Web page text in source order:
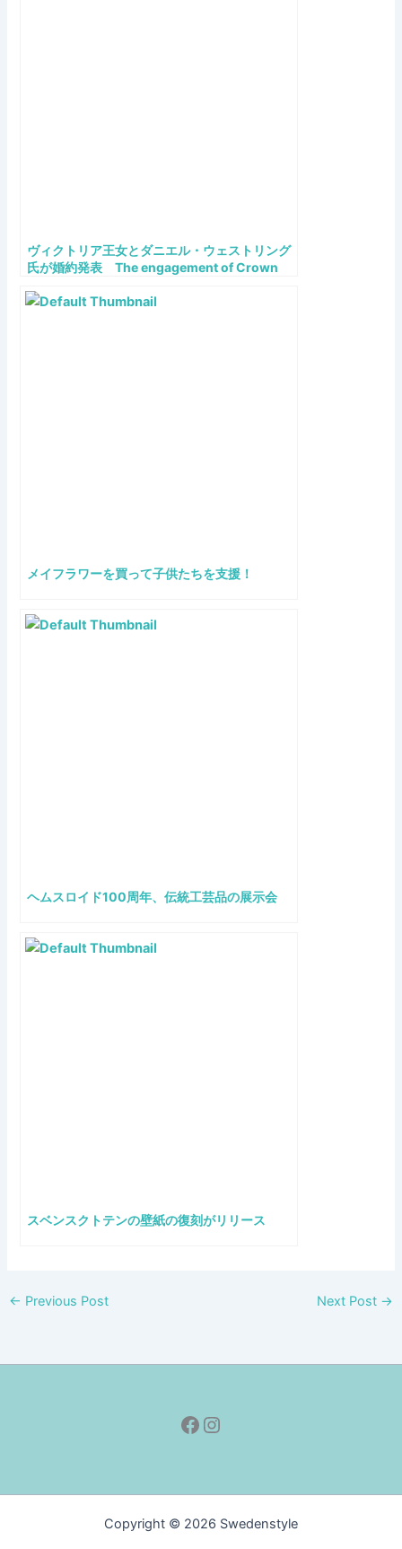
ヴィクトリア王女とダニエル・ウェストリング
氏が婚約発表 The engagement of Crown
announced!
メイフラワーを買って子供たちを支援！
ヘムスロイド100周年、伝統工芸品の展示会
スベンスクトテンの壁紙の復刻がリリース
← Previous Post Next Post →
Facebook
Instagram
Copyright © 2026 Swedenstyle